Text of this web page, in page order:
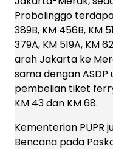
Probolinggo
389B, KM 456B, KM
379A, KM 519A, KM
arah Jakarta ke
sama dengan
pembelian tiket
KM 43 dan KM 68.
Kementerian PUPR
Bencana pada